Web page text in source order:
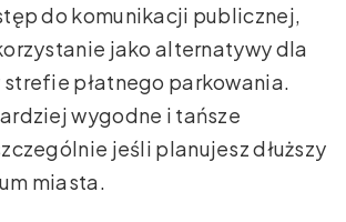
do komunikacji publicznej,
jako alternatywy dla
płatnego parkowania.
wygodne i tańsze
jeśli planujesz dłuższy
miasta.